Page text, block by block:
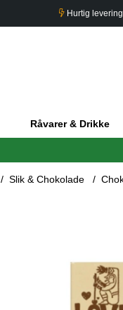
Hurtig
Råvarer & Drikke
Slik & Chokolade